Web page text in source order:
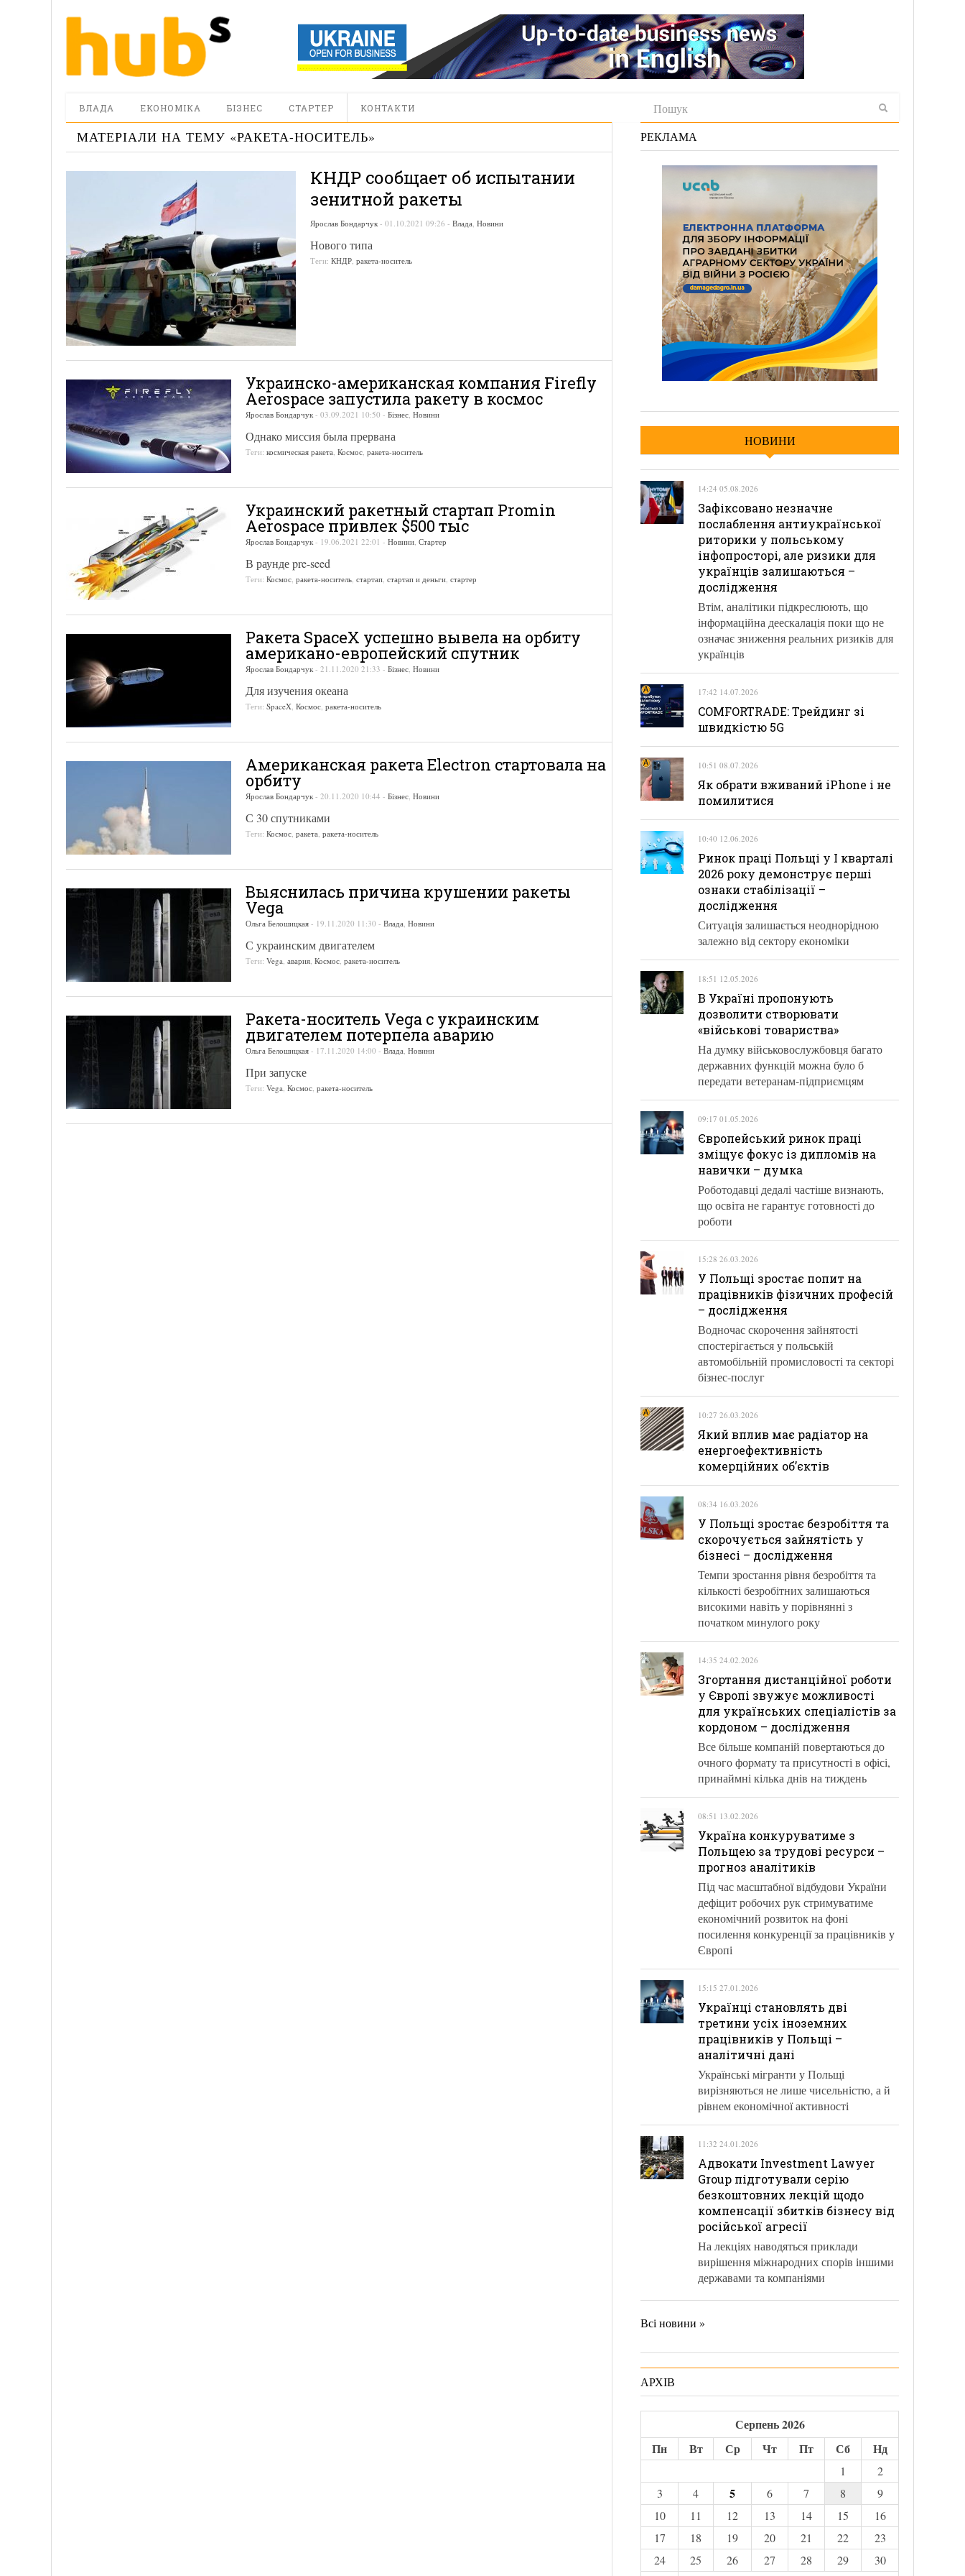
ВЛАДА ЕКОНОМІКА БІЗНЕС СТАРТЕР КОНТАКТИ
МАТЕРІАЛИ НА ТЕМУ «РАКЕТА-НОСИТЕЛЬ»
КНДР сообщает об испытании
зенитной ракеты
Ярослав Бондарчук - 01.10.2021 09:26 - Влада, Новини
Нового типа
Теги: КНДР, ракета-носитель
Украинско-американская компания Firefly
Aerospace запустила ракету в космос
Ярослав Бондарчук - 03.09.2021 10:50 - Бізнес Новини
Однако миссия была прервана
Теги: космическая ракета Космос ракета-носитель
Украинский ракетный стартап Promin
Aerospace привлек $500 тыс
Ярослав Бондарчук - 19.06.2021 22:01 - Новини Стартер
В раунде pre-seed
Теги: Космос ракета-носитель стартап стартап и деньги стартер
Ракета SpaceX успешно вывела на орбиту
американо-европейский спутник
Ярослав Бондарчук - 21.11.2020 21:33 - Бізнес Новини
Для изучения океана
Теги: SpaceX Космос ракета-носитель
Американская ракета Electron стартовала на
орбиту
Ярослав Бондарчук - 20.11.2020 10:44 - Бізнес Новини
С 30 спутниками
Теги: Космос ракета ракета-носитель
Выяснилась причина крушении ракеты
Vega
Ольга Белошицкая - 19.11.2020 11:30 - Влада Новини
С украинским двигателем
Теги: Vega авария Космос ракета-носитель
Ракета-носитель Vega с украинским
двигателем потерпела аварию
Ольга Белошицкая - 17.11.2020 14:00 - Влада Новини
При запуске
Теги: Vega Космос ракета-носитель
РЕКЛАМА
НОВИНИ
14:24 05.08.2026
Зафіксовано незначне
послаблення антиукраїнської
риторики у польському
інфопросторі, але ризики для
українців залишаються –
дослідження
Втім, аналітики підкреслюють, що
інформаційна деескалація поки що не
означає зниження реальних ризиків для
українців
17:42 14.07.2026
COMFORTRADE: Трейдинг зі
швидкістю 5G
10:51 08.07.2026
Як обрати вживаний iPhone і не
помилитися
10:40 12.06.2026
Ринок праці Польщі у І кварталі
2026 року демонструє перші
ознаки стабілізації –
дослідження
Ситуація залишається неоднорідною
залежно від сектору економіки
18:51 12.05.2026
В Україні пропонують
дозволити створювати
«військові товариства»
На думку військовослужбовця багато
державних функцій можна було б
передати ветеранам-підприємцям
09:17 01.05.2026
Європейський ринок праці
зміщує фокус із дипломів на
навички – думка
Роботодавці дедалі частіше визнають,
що освіта не гарантує готовності до
роботи
15:28 26.03.2026
У Польщі зростає попит на
працівників фізичних професій
– дослідження
Водночас скорочення зайнятості
спостерігається у польській
автомобільній промисловості та секторі
бізнес-послуг
10:27 26.03.2026
Який вплив має радіатор на
енергоефективність
комерційних об’єктів
08:34 16.03.2026
У Польщі зростає безробіття та
скорочується зайнятість у
бізнесі – дослідження
Темпи зростання рівня безробіття та
кількості безробітних залишаються
високими навіть у порівнянні з
початком минулого року
14:35 24.02.2026
Згортання дистанційної роботи
у Європі звужує можливості
для українських спеціалістів за
кордоном – дослідження
Все більше компаній повертаються до
очного формату та присутності в офісі,
принаймні кілька днів на тиждень
08:51 13.02.2026
Україна конкуруватиме з
Польщею за трудові ресурси –
прогноз аналітиків
Під час масштабної відбудови України
дефіцит робочих рук стримуватиме
економічний розвиток на фоні
посилення конкуренції за працівників у
Європі
15:15 27.01.2026
Українці становлять дві
третини усіх іноземних
працівників у Польщі –
аналітичні дані
Українські мігранти у Польщі
вирізняються не лише чисельністю, а й
рівнем економічної активності
11:32 24.01.2026
Адвокати Investment Lawyer
Group підготували серію
безкоштовних лекцій щодо
компенсації збитків бізнесу від
російської агресії
На лекціях наводяться приклади
вирішення міжнародних спорів іншими
державами та компаніями
Всі новини »
АРХІВ
Серпень 2026
Пн
Вт Ср Чт Пт Сб Нд
1
2
3
4 5 6 7 8
9
10
11 12 13 14 15
16
17
18 19 20 21 22
23
24
25 26 27 28 29
30